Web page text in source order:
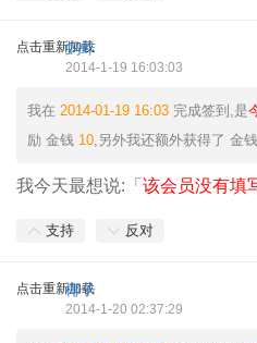
点击重新加载
蚂蚱
2014-1-19 16:03:03
我在 2014-01-19 16:03 完成签到,是
励 金钱 10,另外我还额外获得了 金钱
我今天最想说:「 该会员没有填
支持 反对
点击重新加载
椰子
2014-1-20 02:37:29